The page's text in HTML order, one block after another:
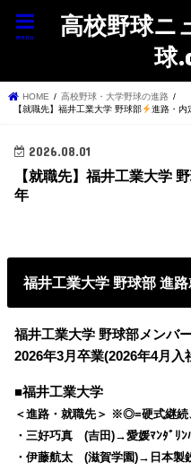
高校野球ニ
球
menu
HOME
高校野球・大学野球の進路
【就職先】福井工業大学 野球部
進路・内
2026.08.01
【就職先】福井工業大学
年
福井工業大学 野球部 進
福井工業大学 野球部メンバ
2026年3月卒業(2026年4月入
■福井工業大学
＜進路・就職先＞ ※◎=硬式継続
・三好巧真 (吉田)→愛媛ﾏﾝﾀﾞﾘ
・伊藤航太 (滋賀学園)→日本製